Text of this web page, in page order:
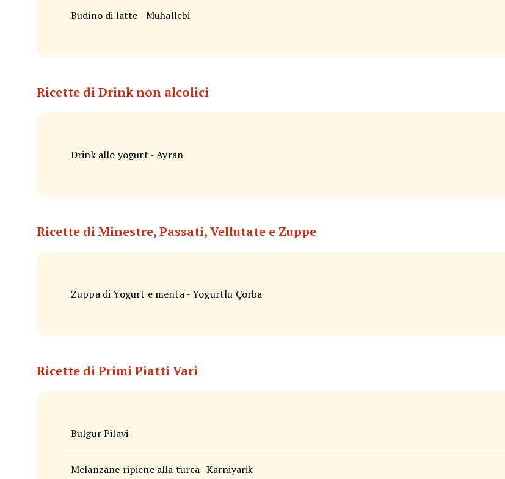
Budino di latte - Muhallebi
Ricette di Drink non alcolici
Drink allo yogurt - Ayran
Ricette di Minestre, Passati, Vellutate e Zuppe
Zuppa di Yogurt e menta - Yogurtlu Çorba
Ricette di Primi Piatti Vari
Bulgur Pilavi
Melanzane ripiene alla turca- Karniyarik